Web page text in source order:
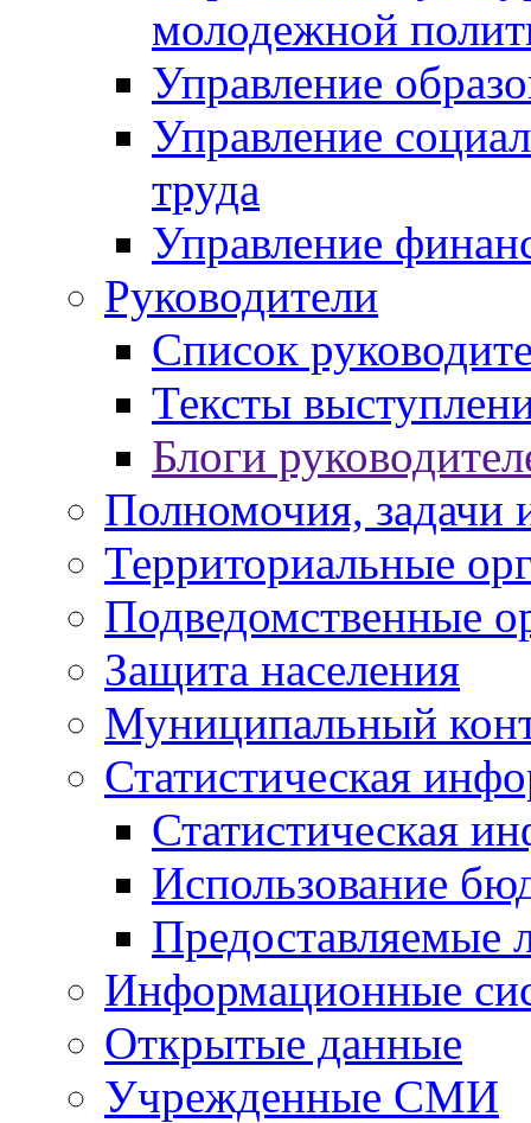
молодежной
Управление
Управление
труда
Управление
Руководители
Список
Тексты
Блоги
Полномочия, задачи
Территориальные
Подведомственные
Защита населения
Муниципальный
Статистическая
Статистическая
Использование
Предоставляемые
Информационные
Открытые данные
Учрежденные СМИ